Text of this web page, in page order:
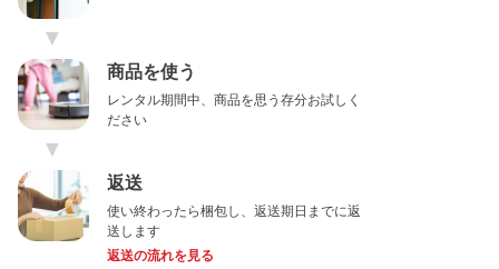
▼
商品を使う
レンタル期間中、商品を思う存分お試しく
ださい
▼
返送
使い終わったら梱包し、返送期日までに返
送します
返送の流れを見る